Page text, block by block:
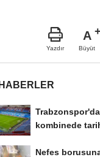
Yazdır
A
Büyüt
kombinede
Nefes